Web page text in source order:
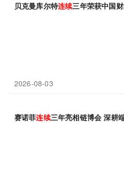
贝克曼库尔特连续三年荣获中国
2026-08-03
赛诺菲连续三年亮相链博会 深耕